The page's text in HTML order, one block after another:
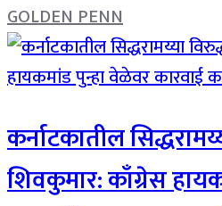
GOLDEN PENN
कर्नाटकातील
शिवकुमार: काँग्रेस